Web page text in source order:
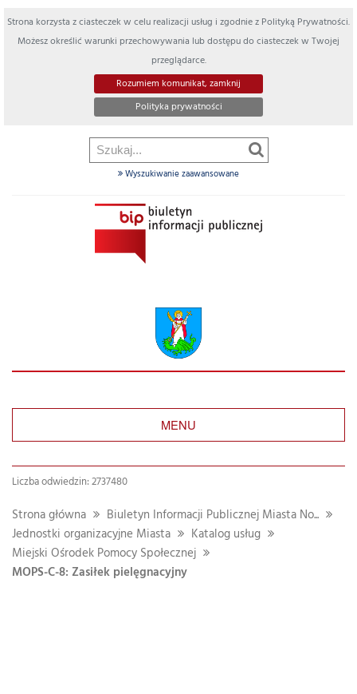
Strona korzysta z ciasteczek w celu realizacji usług i zgodnie z Polityką Prywatności.
Możesz określić warunki przechowywania lub dostępu do ciasteczek w Twojej
przeglądarce.
Rozumiem komunikat, zamknij
Polityka prywatności
Wyszukiwanie zaawansowane
MENU
Liczba odwiedzin: 2737480
Strona główna
Biuletyn Informacji Publicznej Miasta No...
Jednostki organizacyjne Miasta
Katalog usług
Miejski Ośrodek Pomocy Społecznej
MOPS-C-8: Zasiłek pielęgnacyjny